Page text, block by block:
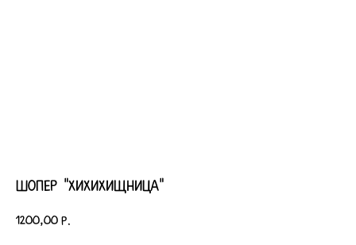
Шопер "Хихихищница"
1200,00 р.